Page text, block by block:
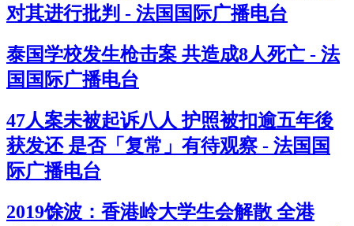
对其进行批判 - 法国国际广播电台
泰国学校发生枪击案 共造成8人死亡 - 法
国国际广播电台
47人案未被起诉八人 护照被扣逾五年後
获发还 是否「复常」有待观察 - 法国国
际广播电台
2019馀波：香港岭大学生会解散 全港